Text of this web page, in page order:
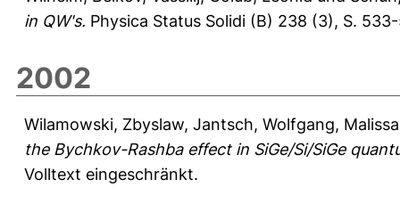
in QW's. Physica Status Solidi (B) 238 (3), S.
2002
Wilamowski, Zbyslaw, Jantsch, Wolfgang,
the Bychkov-Rashba effect in SiGe/Si/SiGe
Volltext eingeschränkt.